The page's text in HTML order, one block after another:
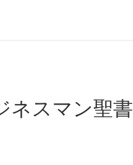
ネスマン聖書